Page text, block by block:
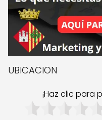
UBICACION
¡Haz clic para